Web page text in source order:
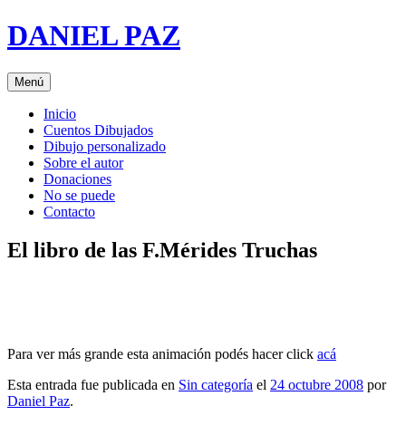
Saltar
al
DANIEL PAZ
Menú
Inicio
Cuentos Dibujados
Dibujo personalizado
Sobre el autor
Donaciones
No se puede
Contacto
El libro de las F.Mérides Truchas
Para ver más grande esta animación podés hacer click acá
Esta entrada fue publicada en Sin categoría el 24 octubre 2008 por
Daniel Paz.